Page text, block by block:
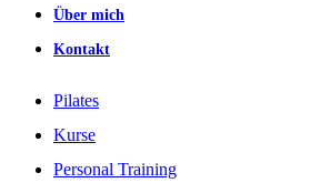
Über mich
Kontakt
Pilates
Kurse
Personal Training